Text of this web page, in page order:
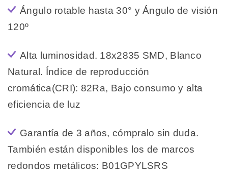
Ángulo rotable hasta 30° y Ángulo de visión
120º
Alta luminosidad. 18x2835 SMD, Blanco
Natural. Índice de reproducción
cromática(CRI): 82Ra, Bajo consumo y alta
eficiencia de luz
Garantía de 3 años, cómpralo sin duda.
También están disponibles los de marcos
redondos metálicos: B01GPYLSRS